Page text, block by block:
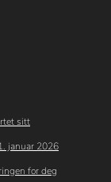
sitt
januar 2026
for deg